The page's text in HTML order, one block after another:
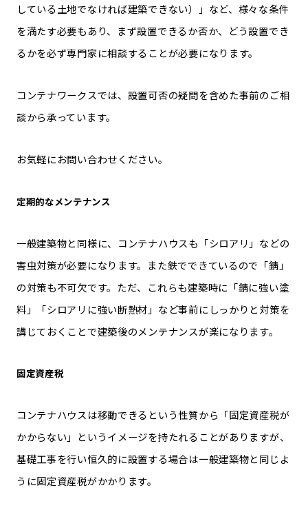
している土地でなければ建築できない）」など、様々な条件
を満たす必要もあり、まず設置できるか否か、どう設置でき
るかを必ず専門家に相談することが必要になります。
コンテナワークスでは、設置可否の疑問を含めた事前のご相
談から承っています。
お気軽にお問い合わせください。
定期的なメンテナンス
一般建築物と同様に、コンテナハウスも「シロアリ」などの
害虫対策が必要になります。また鉄でできているので「錆」
の対策も不可欠です。ただ、これらも建築時に「錆に強い塗
料」「シロアリに強い断熱材」など事前にしっかりと対策を
講じておくことで建築後のメンテナンスが楽になります。
固定資産税
コンテナハウスは移動できるという性質から「固定資産税が
かからない」というイメージを持たれることがありますが、
基礎工事を行い恒久的に設置する場合は一般建築物と同じよ
うに固定資産税がかかります。